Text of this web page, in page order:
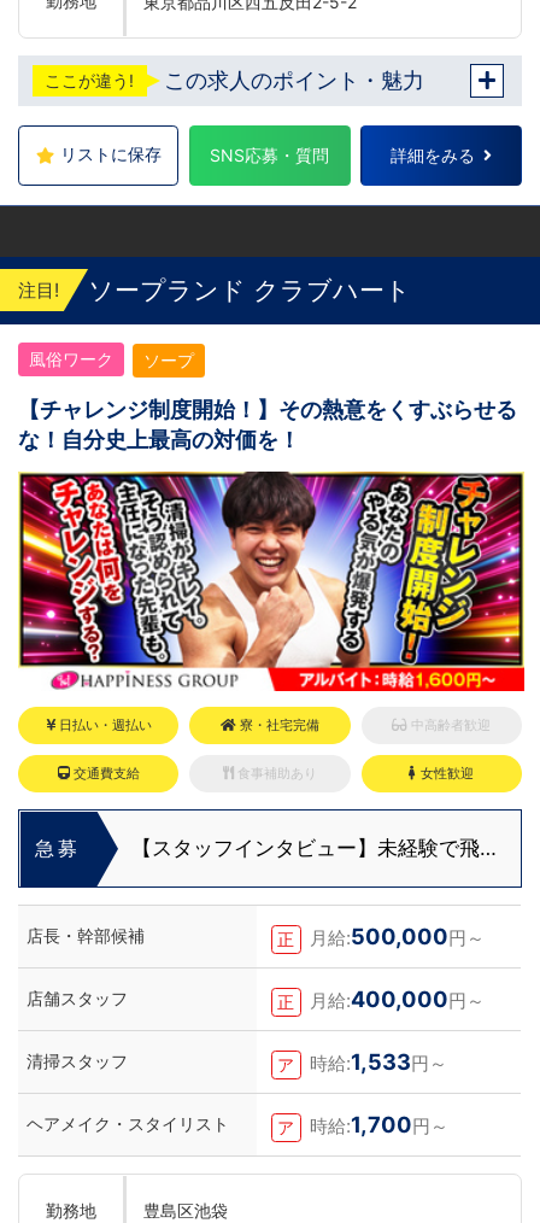
ここが違う! この求人のポイント・魅力
リストに保存 SNS応募・質問 詳細をみる
注目! ソープランド クラブハート
風俗ワーク ソープ
【チャレンジ制度開始！】その熱意をくすぶらせる
な！自分史上最高の対価を！
日払い・週払い 寮・社宅完備 中高齢者歓迎
交通費支給 食事補助あり 女性歓迎
急募
【スタッフインタビュー】未経験で飛び
店長・幹部候補 正 月給:500,000円～
店舗スタッフ 正 月給:400,000円～
清掃スタッフ ア 時給:1,533円～
ヘアメイク・スタイリスト ア 時給:1,700円～
勤務地 豊島区池袋